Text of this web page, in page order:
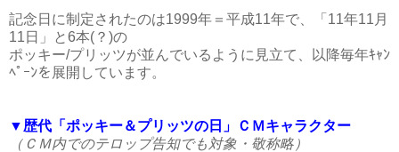
記念日に制定されたのは1999年＝平成11年で、「11年11月
11日」と6本(？)の
ポッキー/プリッツが並んでいるように見立て、以降毎年ｷｬﾝ
ﾍﾟｰﾝを展開しています。
▼歴代「ポッキー＆プリッツの日」ＣＭキャラクター
（ＣＭ内でのテロップ告知でも対象・敬称略）